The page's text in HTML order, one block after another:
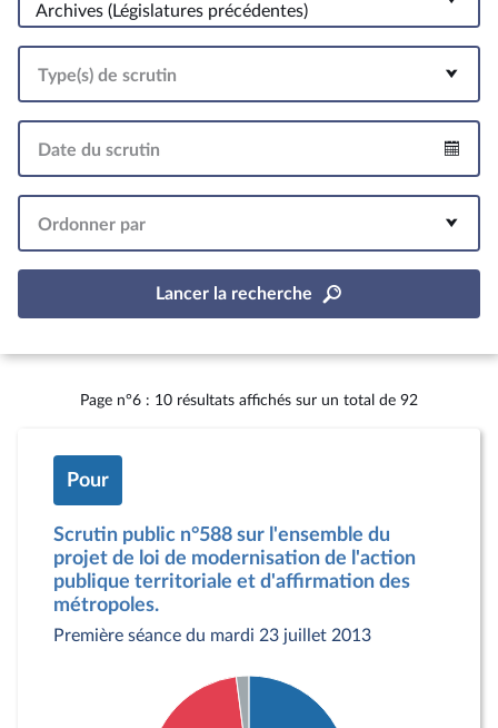
Archives (Législatures précédentes)
Type(s) de scrutin
Date du scrutin
Ordonner par
Lancer la recherche
Page n°6 : 10 résultats affichés sur un total de 92
Pour
Scrutin public n°588 sur l'ensemble du
projet de loi de modernisation de l'action
publique territoriale et d'affirmation des
métropoles.
Première séance du mardi 23 juillet 2013